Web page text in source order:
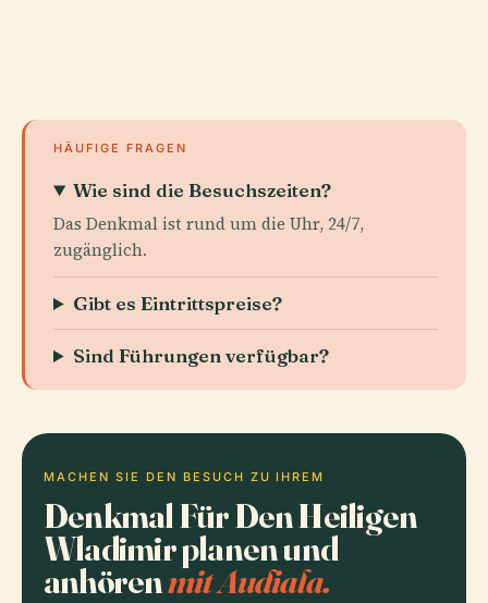
HÄUFIGE FRAGEN
Wie sind die Besuchszeiten?
Das Denkmal ist rund um die Uhr, 24/7,
zugänglich.
Gibt es Eintrittspreise?
Sind Führungen verfügbar?
MACHEN SIE DEN BESUCH ZU IHREM
Denkmal Für Den Heiligen
Wladimir planen und
anhörenmit Audiala.